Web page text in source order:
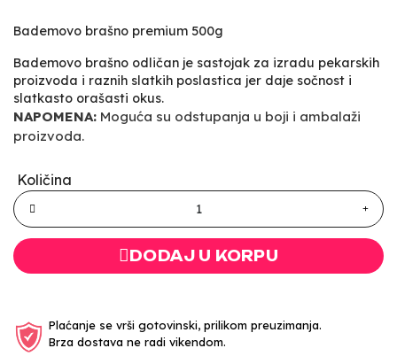
Bademovo brašno premium 500g
Bademovo brašno odličan je sastojak za izradu pekarskih
proizvoda i raznih slatkih poslastica jer daje sočnost i
slatkasto orašasti okus.
NAPOMENA: Moguća su odstupanja u boji i ambalaži
proizvoda.
Količina
DODAJ U KORPU
Plaćanje se vrši gotovinski, prilikom preuzimanja.
Brza dostava ne radi vikendom.